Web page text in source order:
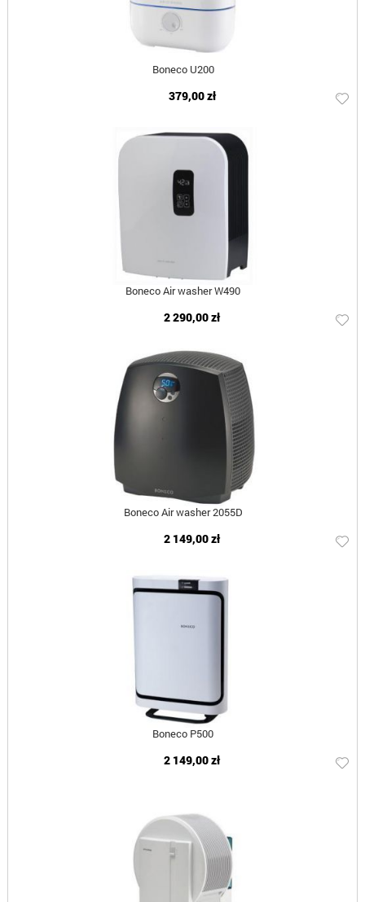
Boneco U200
379,00 zł
Boneco Air washer W490
2 290,00 zł
Boneco Air washer 2055D
2 149,00 zł
Boneco P500
2 149,00 zł